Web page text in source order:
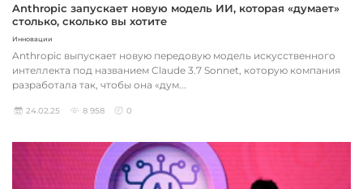
Anthropic запускает новую модель ИИ, которая «думает»
столько, сколько вы хотите
Инновации
Anthropic выпускает новую передовую модель искусственного
интеллекта под названием Claude 3.7 Sonnet, которую компания
разработала так, чтобы она «дум...
24.02.25 8 958 0